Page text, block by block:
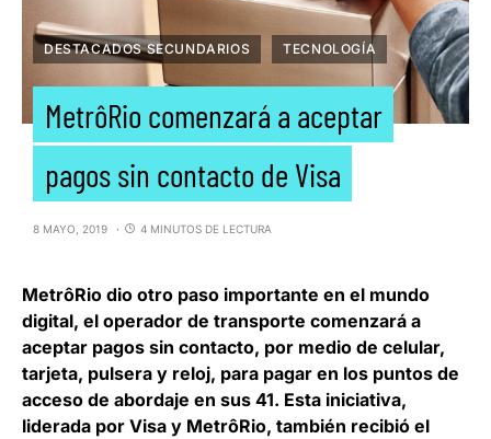
DESTACADOS SECUNDARIOS TECNOLOGÍA
MetrôRio comenzará a aceptar
pagos sin contacto de Visa
8 MAYO, 2019 4 MINUTOS DE LECTURA
MetrôRio dio otro paso importante en el mundo
digital, el operador de transporte comenzará a
aceptar pagos sin contacto, por medio de celular,
tarjeta, pulsera y reloj, para pagar en los puntos de
acceso de abordaje en sus 41. Esta iniciativa,
liderada por Visa y MetrôRio, también recibió el